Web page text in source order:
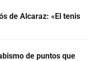
de Alcaraz: «El tenis
de puntos que